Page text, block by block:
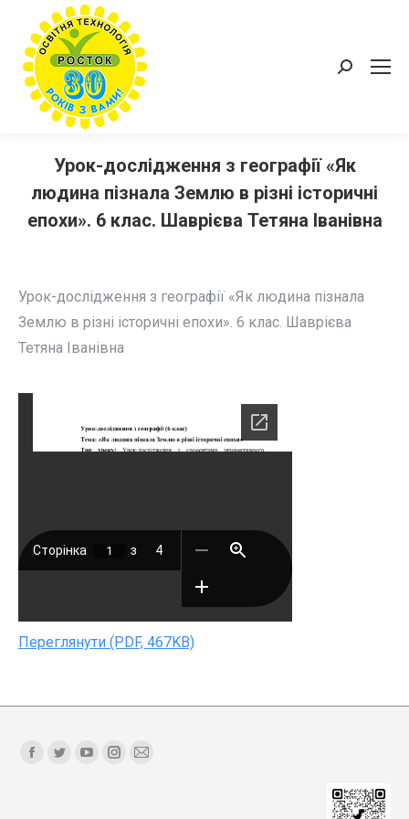
Пошук:
Урок-дослідження з географії «Як
людина пізнала Землю в різні історичні
епохи». 6 клас. Шаврієва Тетяна Іванівна
Урок-дослідження з географії «Як людина пізнала
Землю в різні історичні епохи». 6 клас. Шаврієва
Тетяна Іванівна
Переглянути (PDF, 467KB)
Find us on:
Facebook
TwitterYouTube
Instagram
Mail